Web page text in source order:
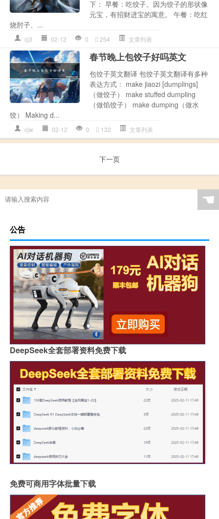
下： 早餐：吃饺子。因为饺子的形状像
元宝，有招财进宝的寓意。 午餐：吃红
烧肘子、...
cj3 02-12 0 254 文章列表
春节晚上包饺子好吗英文
包饺子英文翻译 包饺子英文翻译有多种
表达方式： make jiaozi [dumplings]
（做饺子） make stuffed dumpling
（做馅饺子） make dumping（做水
饺） Making d...
cjw 02-12 0 132 文章列表
下一页
☚
公告
DeepSeek全套部署资料免费下载
免费可商用字体批量下载